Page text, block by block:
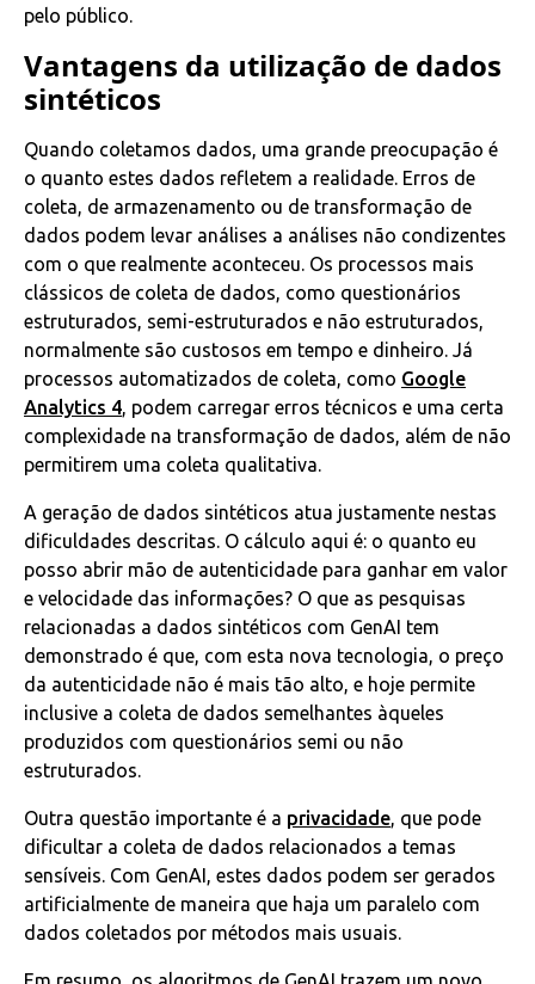
pelo público.
Vantagens da utilização de dados
sintéticos
Quando coletamos dados, uma grande preocupação é
o quanto estes dados refletem a realidade. Erros de
coleta, de armazenamento ou de transformação de
dados podem levar análises a análises não condizentes
com o que realmente aconteceu. Os processos mais
clássicos de coleta de dados, como questionários
estruturados, semi-estruturados e não estruturados,
normalmente são custosos em tempo e dinheiro. Já
processos automatizados de coleta, como Google
Analytics 4, podem carregar erros técnicos e uma certa
complexidade na transformação de dados, além de não
permitirem uma coleta qualitativa.
A geração de dados sintéticos atua justamente nestas
dificuldades descritas. O cálculo aqui é: o quanto eu
posso abrir mão de autenticidade para ganhar em valor
e velocidade das informações? O que as pesquisas
relacionadas a dados sintéticos com GenAI tem
demonstrado é que, com esta nova tecnologia, o preço
da autenticidade não é mais tão alto, e hoje permite
inclusive a coleta de dados semelhantes àqueles
produzidos com questionários semi ou não
estruturados.
Outra questão importante é a privacidade, que pode
dificultar a coleta de dados relacionados a temas
sensíveis. Com GenAI, estes dados podem ser gerados
artificialmente de maneira que haja um paralelo com
dados coletados por métodos mais usuais.